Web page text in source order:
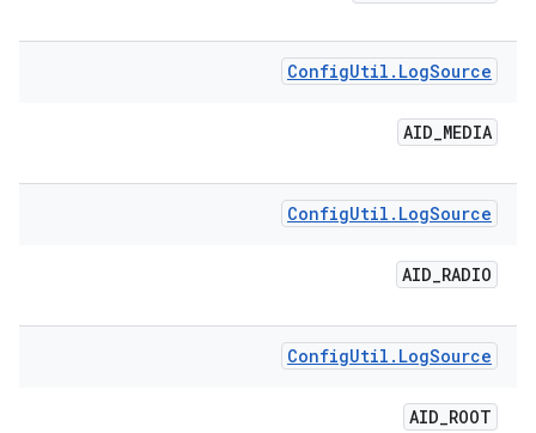
ConfigUtil . LogSource
AID_MEDIA
ConfigUtil . LogSource
AID_RADIO
ConfigUtil . LogSource
AID_ROOT